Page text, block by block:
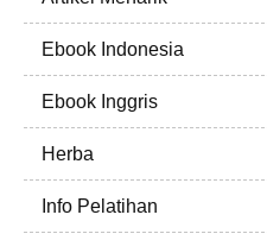
Ebook Indonesia
Ebook Inggris
Herba
Info Pelatihan